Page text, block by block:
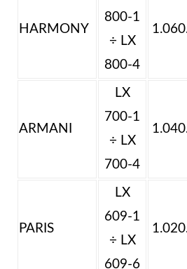
HARMONY
800-1
÷ LX
800-4
ARMANI
LX
700-1
÷ LX
700-4
PARIS
LX
609-1
÷ LX
609-6